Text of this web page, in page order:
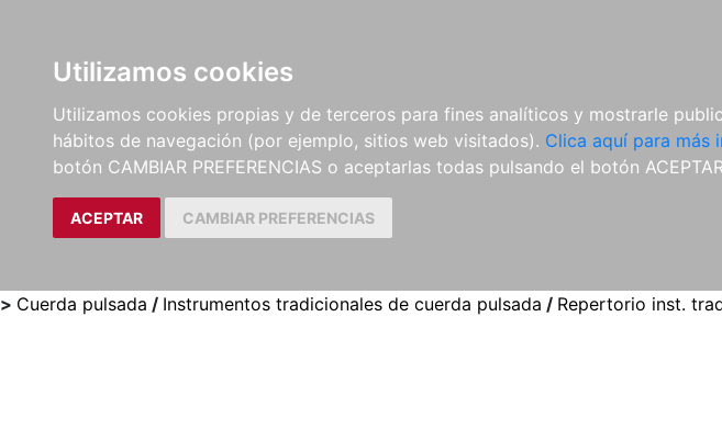
Utilizamos cookies
Utilizamos cookies propias y de terceros para fines analíticos y mostrarle
hábitos de navegación (por ejemplo, sitios web visitados). Clica aquí para más
botón CAMBIAR PREFERENCIAS o aceptarlas todas pulsando el botón
ACEPTAR CAMBIAR PREFERENCIAS
LIBROS
MÉTODOS Y
EJERCICIOS
PARTITURAS Y EDICIONES
CRÍTICAS
REVISTAS
CDS
DVDS
> Cuerda pulsada / Instrumentos tradicionales de cuerda pulsada / Repertorio inst.